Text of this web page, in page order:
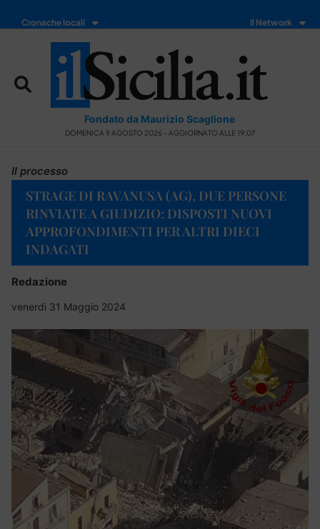
Cronache locali Il Network
Fondato da Maurizio Scaglione
DOMENICA 9 AGOSTO 2026 - AGGIORNATO ALLE 19:07
Il processo
STRAGE DI RAVANUSA (AG), DUE PERSONE
RINVIATE A GIUDIZIO: DISPOSTI NUOVI
APPROFONDIMENTI PER ALTRI DIECI
INDAGATI
Redazione
venerdì 31 Maggio 2024